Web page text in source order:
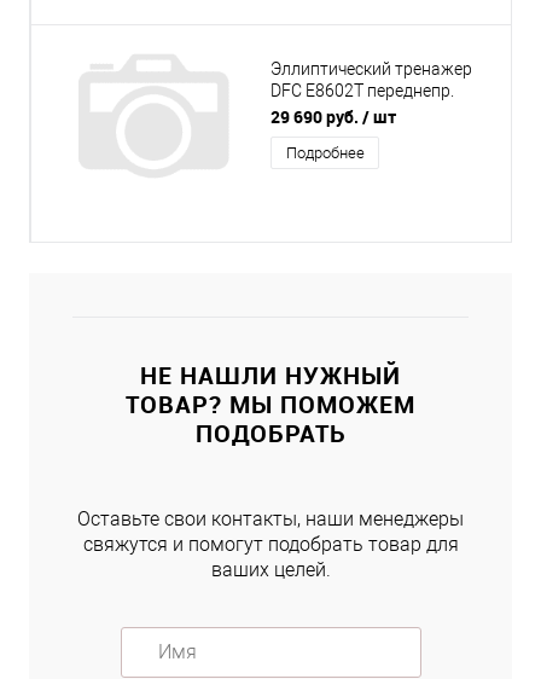
Эллиптический тренажер
DFC E8602T переднепр.
магн.
29 690 руб. / шт
Подробнее
НЕ НАШЛИ НУЖНЫЙ
ТОВАР? МЫ ПОМОЖЕМ
ПОДОБРАТЬ
Оставьте свои контакты, наши менеджеры
свяжутся и помогут подобрать товар для
ваших целей.